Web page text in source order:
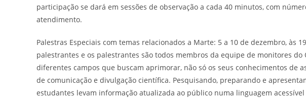
participação se dará em sessões de observação a cada 40 minutos, com
atendimento.
Palestras Especiais com temas relacionados a Marte: 5 a 10 de dezembro, às
palestrantes e os palestrantes são todos membros da equipe de monitores do
diferentes campos que buscam aprimorar, não só os seus conhecimentos de
de comunicação e divulgação científica. Pesquisando, preparando e
estudantes levam informação atualizada ao público numa linguagem